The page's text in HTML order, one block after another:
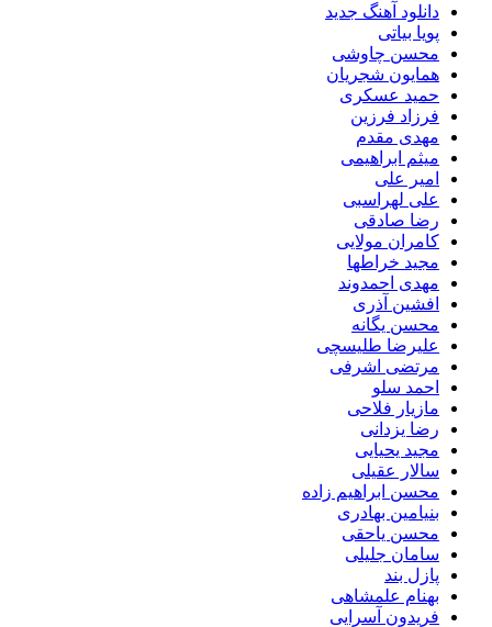
دانلود آهنگ جدید
پویا بیاتی
محسن چاوشی
همایون شجریان
حمید عسکری
فرزاد فرزین
مهدی مقدم
میثم ابراهیمی
امیر علی
علی لهراسبی
رضا صادقی
کامران مولایی
مجید خراطها
مهدی احمدوند
افشین آذری
محسن یگانه
علیرضا طلیسچی
مرتضی اشرفی
احمد سلو
مازیار فلاحی
رضا یزدانی
مجید یحیایی
سالار عقیلی
محسن ابراهیم زاده
بنیامین بهادری
محسن یاحقی
سامان جلیلی
پازل بند
بهنام علمشاهی
فریدون آسرایی